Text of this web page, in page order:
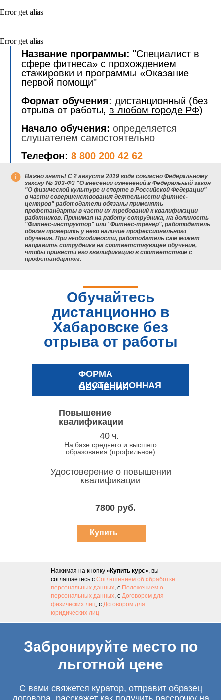
Error get alias
Error get alias
Название программы: "Специалист в
сфере фитнеса» с прохождением
стажировки и программы «Оказание
первой помощи"
Формат обучения: дистанционный (без
отрыва от работы, в любом городе РФ)
Начало обучения: определяется
слушателем самостоятельно
Телефон: 8 800 200 42 62
Важно знать! С 2 августа 2019 года согласно Федеральному
закону № 303-ФЗ "О внесении изменений в Федеральный закон
"О физической культуре и спорте в Российской Федерации"
в части совершенствования деятельности фитнес-
центров" работодатели обязаны применять
профстандарты в части их требований к квалификации
работников. Принимая на работу сотрудника, на должность
"Фитнес-инструктор" или "Фитнес-тренер", работодатель
обязан проверить у него наличие профессионального
обучения. При необходимости, работодатель сам может
направить сотрудника на соответствующее обучение,
чтобы привести его квалификацию в соответствие с
профстандартом.
Обучайтесь
дистанционно в
Хабаровске без
отрыва от работы
ФОРМА
ОБУЧЕНИЯ
ДИСТАНЦИОННАЯ
Удостоверение о повышении
квалификации
40 ч.
7800 руб.
На базе среднего и высшего
образования (профильное)
Повышение
квалификации
Купить
курс
Нажимая на кнопку «Купить курс», вы
соглашаетесь с Соглашением об обработке
персональных данных, с Положением о
персональных данных, с Договором для
физических лиц, с Договором для
юридических лиц
Забронируйте место по
льготной цене
С вами свяжется куратор, отправит образец
договора, расскажет как получить рассрочку на